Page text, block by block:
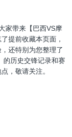
家带来【巴西VS摩
提前收藏本页面，
还特别为您整理了
的历史交锋记录和赛
，敬请关注。